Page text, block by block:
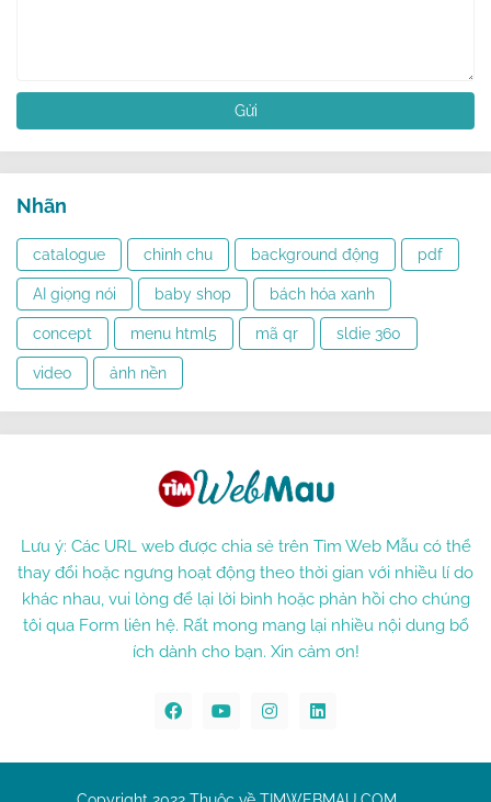
Nhãn
catalogue chỉnh chu background động pdf
AI giọng nói baby shop bách hóa xanh
concept menu html5 mã qr sldie 360
video ảnh nền
Lưu ý: Các URL web được chia sẻ trên Tìm Web Mẫu có thể
thay đổi hoặc ngưng hoạt động theo thời gian với nhiều lí do
khác nhau, vui lòng để lại lời bình hoặc phản hồi cho chúng
tôi qua Form liên hệ. Rất mong mang lại nhiều nội dung bổ
ích dành cho bạn. Xin cảm ơn!